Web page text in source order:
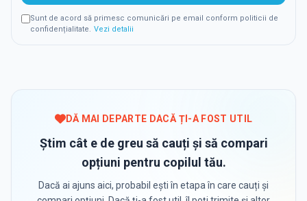
Sunt de acord să primesc comunicări pe email conform politicii de
confidențialitate. Vezi detalii
DĂ MAI DEPARTE DACĂ ȚI-A FOST UTIL
Știm cât e de greu să cauți și să compari
opțiuni pentru copilul tău.
Dacă ai ajuns aici, probabil ești în etapa în care cauți și